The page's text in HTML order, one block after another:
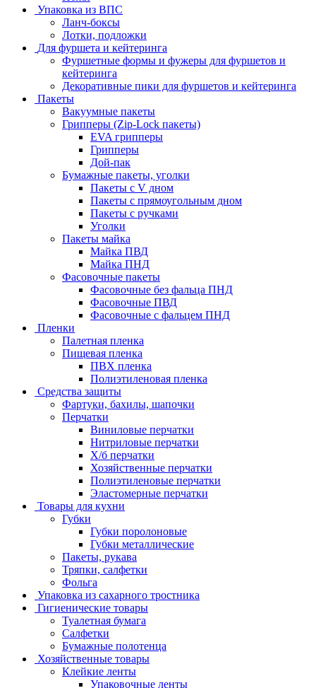
Упаковка из ВПС
Ланч-боксы
Лотки, подложки
Для фуршета и кейтеринга
Фуршетные формы и фужеры для фуршетов и
кейтеринга
Декоративные пики для фуршетов и кейтеринга
Пакеты
Вакуумные пакеты
Грипперы (Zip-Lock пакеты)
EVA грипперы
Грипперы
Дой-пак
Бумажные пакеты, уголки
Пакеты с V дном
Пакеты с прямоугольным дном
Пакеты с ручками
Уголки
Пакеты майка
Майка ПВД
Майка ПНД
Фасовочные пакеты
Фасовочные без фальца ПНД
Фасовочные ПВД
Фасовочные с фальцем ПНД
Пленки
Палетная пленка
Пищевая пленка
ПВХ пленка
Полиэтиленовая пленка
Средства защиты
Фартуки, бахилы, шапочки
Перчатки
Виниловые перчатки
Нитриловые перчатки
Х/б перчатки
Хозяйственные перчатки
Полиэтиленовые перчатки
Эластомерные перчатки
Товары для кухни
Губки
Губки поролоновые
Губки металлические
Пакеты, рукава
Тряпки, салфетки
Фольга
Упаковка из сахарного тростника
Гигиенические товары
Туалетная бумага
Салфетки
Бумажные полотенца
Хозяйственные товары
Клейкие ленты
Упаковочные ленты